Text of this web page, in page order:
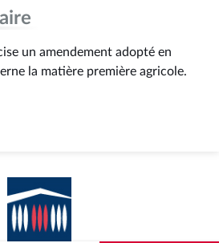
un amendement adopté en
la matière première agricole.